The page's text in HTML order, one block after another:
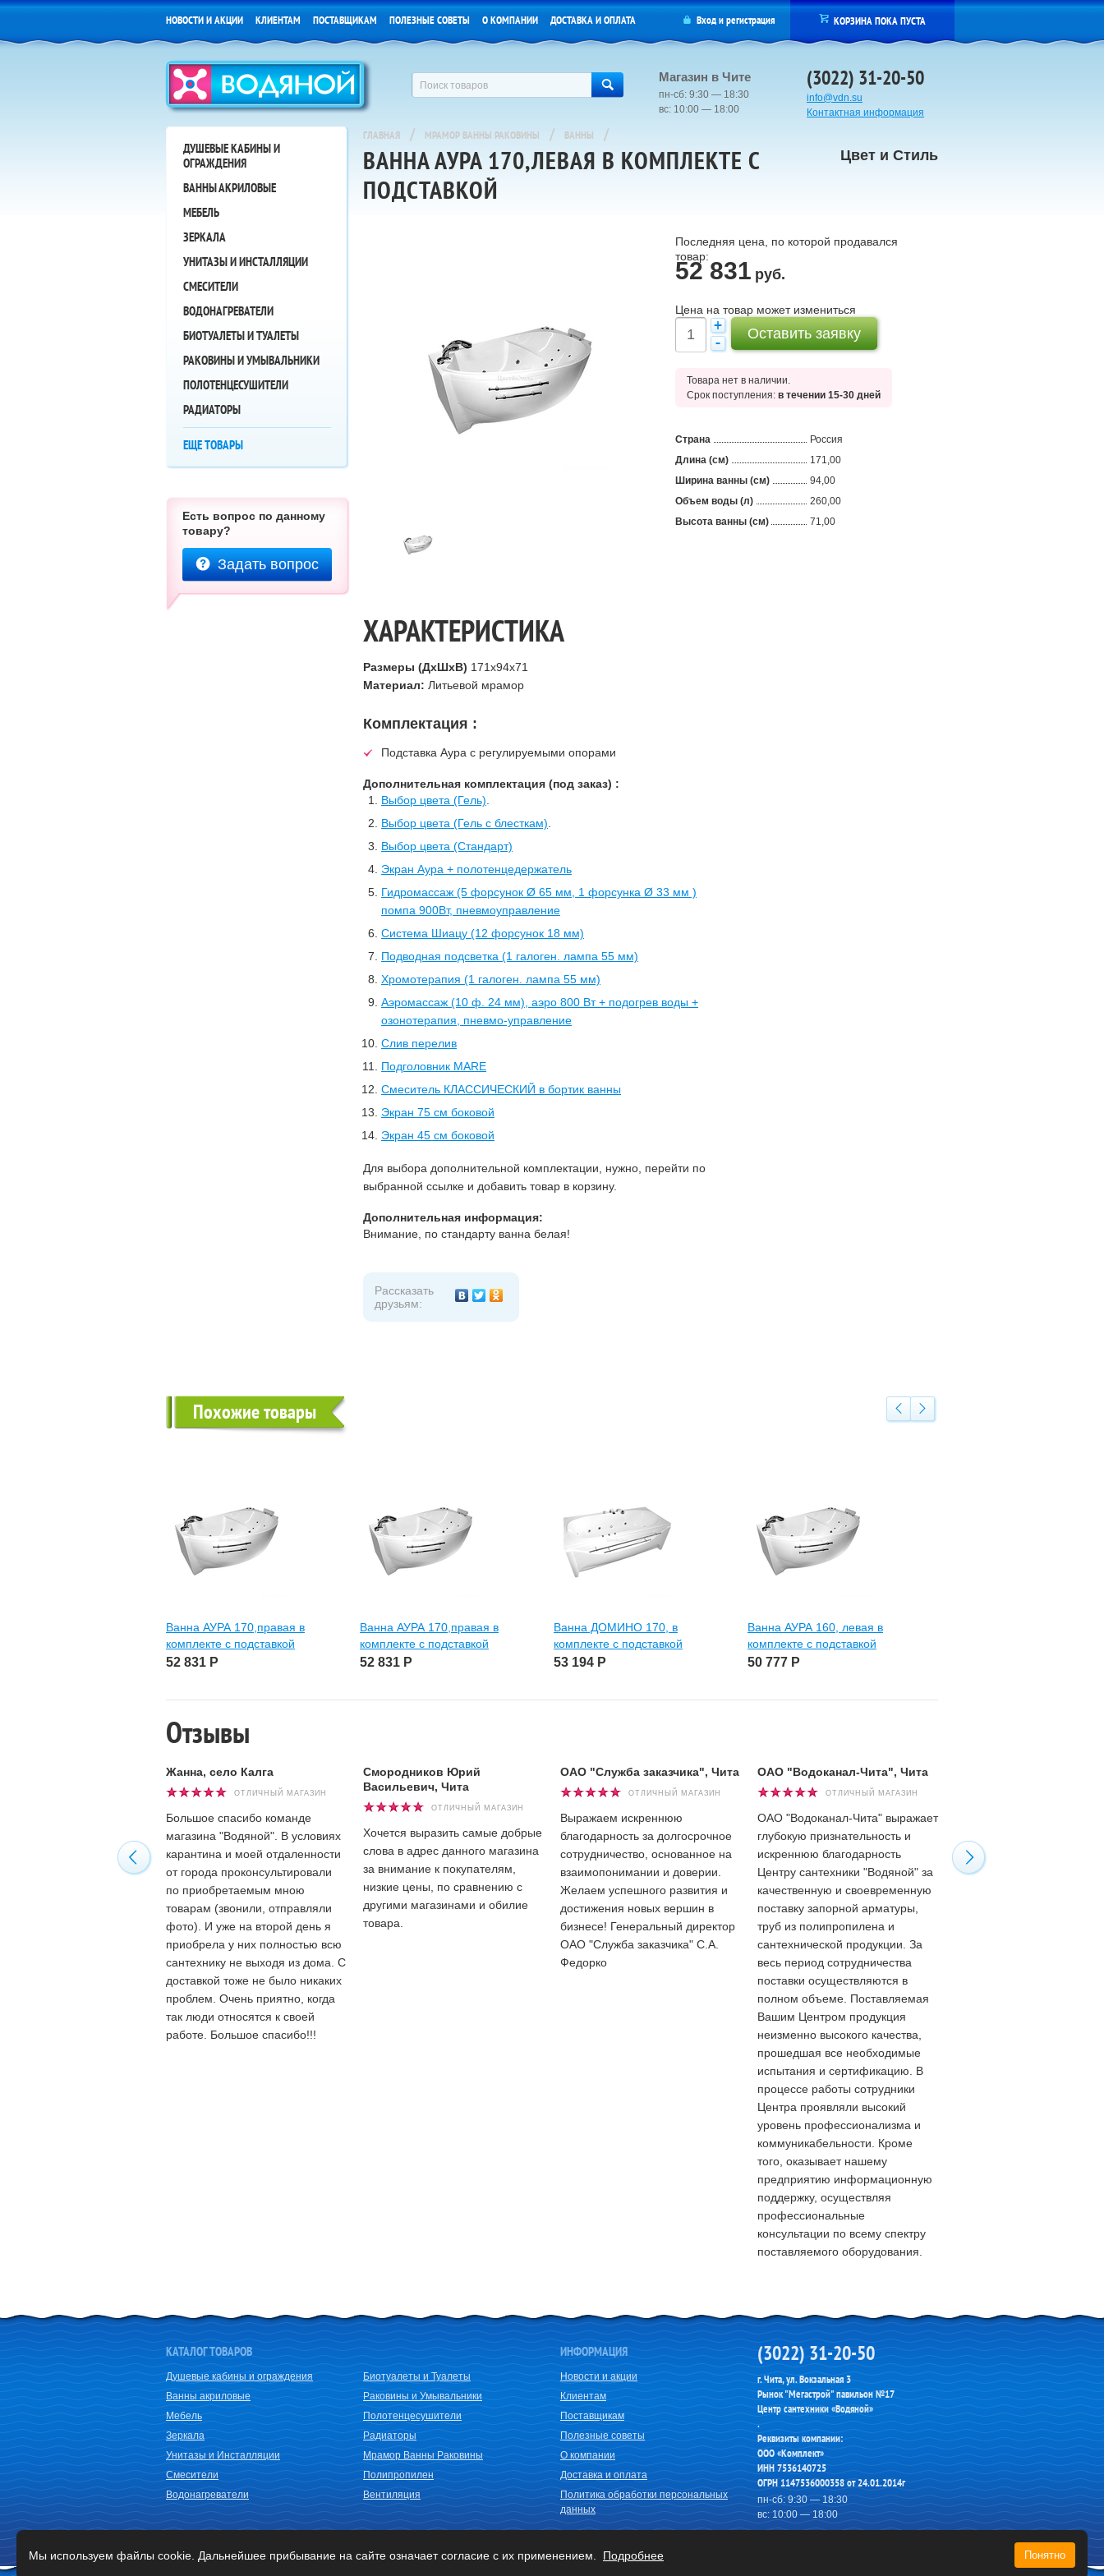
Магазин в Чите
пн-сб: 9:30 — 18:30
вс: 10:00 — 18:00
(3022) 31-20-50
info@vdn.su
Контактная информация
НОВОСТИ И АКЦИИ КЛИЕНТАМ ПОСТАВЩИКАМ ПОЛЕЗНЫЕ СОВЕТЫ О КОМПАНИИ ДОСТАВКА И ОПЛАТА Входирегистрация КОРЗИНА ПОКА ПУСТА
ДУШЕВЫЕ КАБИНЫ И
ОГРАЖДЕНИЯ
ВАННЫ АКРИЛОВЫЕ
МЕБЕЛЬ
ЗЕРКАЛА
УНИТАЗЫ И ИНСТАЛЛЯЦИИ
СМЕСИТЕЛИ
ВОДОНАГРЕВАТЕЛИ
БИОТУАЛЕТЫ И ТУАЛЕТЫ
РАКОВИНЫ И УМЫВАЛЬНИКИ
ПОЛОТЕНЦЕСУШИТЕЛИ
РАДИАТОРЫ
ЕЩЕ ТОВАРЫ
Есть вопрос по данному
товару?
Задать вопрос
ГЛАВНАЯ / МРАМОР ВАННЫ РАКОВИНЫ / ВАННЫ /
Цвет и Стиль
ВАННА АУРА 170,ЛЕВАЯ В КОМПЛЕКТЕ С
ПОДСТАВКОЙ
Последняя цена, по которой продавался
товар:
52 831 руб.
Цена на товар может измениться
Оставить заявку
Товара нет в наличии.
Срок поступления: в течении 15-30 дней
Страна
Россия
Длина (см)
171,00
Ширина ванны (см)
94,00
Объем воды (л)
260,00
Высота ванны (см)
71,00
ХАРАКТЕРИСТИКА
Размеры (ДхШхВ) 171х94х71
Материал: Литьевой мрамор
Комплектация :
Подставка Аура с регулируемыми опорами
Дополнительная комплектация (под заказ) :
Выбор цвета (Гель)
Выбор цвета (Гель с блесткам)
Выбор цвета (Стандарт)
Экран Аура + полотенцедержатель
Гидромассаж (5 форсунок Ø 65 мм, 1 форсунка Ø 33 мм )
помпа 900Вт, пневмоуправление
Система Шиацу (12 форсунок 18 мм)
Подводная подсветка (1 галоген. лампа 55 мм)
Хромотерапия (1 галоген. лампа 55 мм)
Аэромассаж (10 ф. 24 мм), аэро 800 Вт + подогрев воды +
озонотерапия, пневмо-управление
Слив перелив
Подголовник MARE
Смеситель КЛАССИЧЕСКИЙ в бортик ванны
Экран 75 см боковой
Экран 45 см боковой
Для выбора дополнительной комплектации, нужно, перейти по
выбранной ссылке и добавить товар в корзину.
Дополнительная информация:
Внимание, по стандарту ванна белая!
Рассказать
друзьям:
Похожие товары
Ванна АУРА 170,правая в
комплекте с подставкой
52 831 Р
Ванна АУРА 170,правая в
комплекте с подставкой
52 831 Р
Ванна ДОМИНО 170, в
комплекте с подставкой
53 194 Р
Ванна АУРА 160, левая в
комплекте с подставкой
50 777 Р
Отзывы
Жанна, село Калга
ОТЛИЧНЫЙ МАГАЗИН
Большое спасибо команде
магазина "Водяной". В условиях
карантина и моей отдаленности
от города проконсультировали
по приобретаемым мною
товарам (звонили, отправляли
фото). И уже на второй день я
приобрела у них полностью всю
сантехнику не выходя из дома. С
доставкой тоже не было никаких
проблем. Очень приятно, когда
так люди относятся к своей
работе. Большое спасибо!!!
Смородников Юрий
Васильевич, Чита
ОТЛИЧНЫЙ МАГАЗИН
Хочется выразить самые добрые
слова в адрес данного магазина
за внимание к покупателям,
низкие цены, по сравнению с
другими магазинами и обилие
товара.
ОАО "Служба заказчика", Чита
ОТЛИЧНЫЙ МАГАЗИН
Выражаем искреннюю
благодарность за долгосрочное
сотрудничество, основанное на
взаимопонимании и доверии.
Желаем успешного развития и
достижения новых вершин в
бизнесе! Генеральный директор
ОАО "Служба заказчика" С.А.
Федорко
ОАО "Водоканал-Чита", Чита
ОТЛИЧНЫЙ МАГАЗИН
ОАО "Водоканал-Чита" выражает
глубокую признательность и
искреннюю благодарность
Центру сантехники "Водяной" за
качественную и своевременную
поставку запорной арматуры,
труб из полипропилена и
сантехнической продукции. За
весь период сотрудничества
поставки осуществляются в
полном объеме. Поставляемая
Вашим Центром продукция
неизменно высокого качества,
прошедшая все необходимые
испытания и сертификацию. В
процессе работы сотрудники
Центра проявляли высокий
уровень профессионализма и
коммуникабельности. Кроме
того, оказывает нашему
предприятию информационную
поддержку, осуществляя
профессиональные
консультации по всему спектру
поставляемого оборудования.
персоналу "Водяного" за
квалифицированную
КАТАЛОГ ТОВАРОВ
Душевые кабины и ограждения
Ванны акриловые
Мебель
Зеркала
Унитазы и Инсталляции
Смесители
Водонагреватели
Биотуалеты и Туалеты
Раковины и Умывальники
Полотенцесушители
Радиаторы
Мрамор Ванны Раковины
Полипропилен
Вентиляция
ИНФОРМАЦИЯ
Новости и акции
Клиентам
Поставщикам
Полезные советы
О компании
Доставка и оплата
Политика обработки персональных
данных
(3022) 31-20-50
г. Чита, ул. Вокзальная 3
Рынок "Мегастрой" павильон №17
Центр сантехники «Водяной»
.
Реквизиты компании:
ООО «Комплект»
ИНН 7536140725
ОГРН 1147536000358 от 24.01.2014г
пн-сб: 9:30 — 18:30
вс: 10:00 — 18:00
Мы используем файлы cookie. Дальнейшее прибывание на сайте означает согласие с их применением. Подробнее Понятно